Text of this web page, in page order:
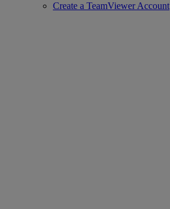
Create a TeamViewer Account